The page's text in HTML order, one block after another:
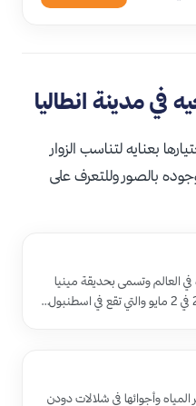
في مدينة انطاليا
بعنايه لتناسب الزوار
بالصور وللتعرف على
العالم وتسمى بحديقة مينيا
توفر في فصل الصيف الاستمتاع بمناظر المياه وأجوائها في شلالات دودن